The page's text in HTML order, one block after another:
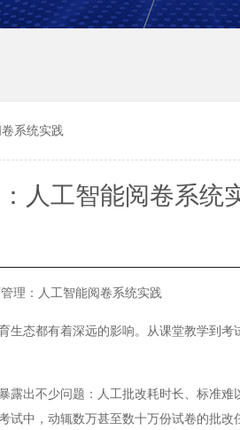
系统实践
人工智能阅卷系统
理：人工智能阅卷系统实践
态都有着深远的影响。从课堂教学到考
出不少问题：人工批改耗时长、标准难
中，动辄数万甚至数十万份试卷的批改